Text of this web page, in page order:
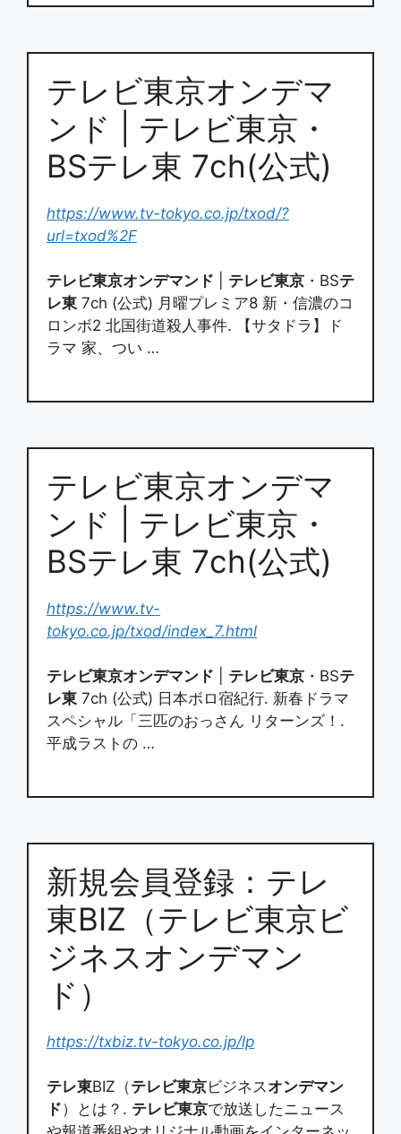
テレビ東京オンデマ
ンド | テレビ東京・
BSテレ東 7ch(公式)
https://www.tv-tokyo.co.jp/txod/?
url=txod%2F
テレビ東京オンデマンド テレビ東京 ・BSテ
レ東 7ch (公式) 月曜プレミア8 新・信濃のコ
ロンボ2 北国街道殺人事件. 【サタドラ】ド
ラマ 家、つい …
テレビ東京オンデマ
ンド | テレビ東京・
BSテレ東 7ch(公式)
https://www.tv-
tokyo.co.jp/txod/index_7.html
テレビ東京オンデマンド テレビ東京 ・BSテ
レ東 7ch (公式) 日本ボロ宿紀行. 新春ドラマ
スペシャル「三匹のおっさん リターンズ！.
平成ラストの …
新規会員登録：テレ
東BIZ（テレビ東京ビ
ジネスオンデマン
ド）
https://txbiz.tv-tokyo.co.jp/lp
テレ東BIZ（テレビ東京ビジネスオンデマン
ド）とは？. テレビ東京で放送したニュース